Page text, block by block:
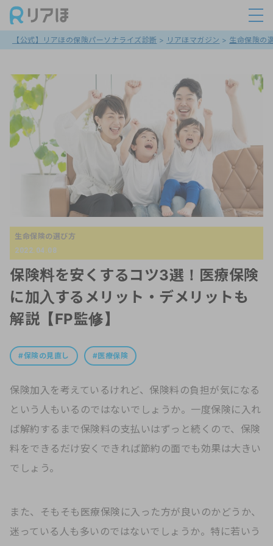
【公式】リアほの保険パーソナライズ診断 > リアほマガジン > 生命保険の
生命保険の選び方
2022.04.08
保険料を安くするコツ3選！医療保険
に加入するメリット・デメリットも
解説【FP監修】
保険の見直し 医療保険
保険加入を考えているけれど、保険料の負担が気になる
という人もいるのではないでしょうか。一度保険に入れ
ば解約するまで保険料の支払いはずっと続くので、保険
料をできるだけ安くできれば節約の面でも効果は大きい
でしょう。
また、そもそも医療保険に入った方が良いのかどうか、
迷っている人も多いのではないでしょうか。特に若いう